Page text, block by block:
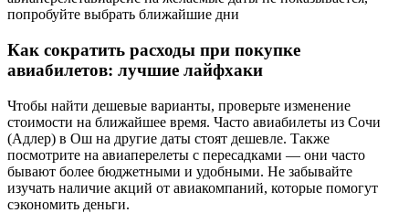
попробуйте выбрать ближайшие дни
Как сократить расходы при покупке
авиабилетов: лучшие лайфхаки
Чтобы найти дешевые варианты, проверьте изменение
стоимости на ближайшее время. Часто авиабилеты из Сочи
(Адлер) в Ош на другие даты стоят дешевле. Также
посмотрите на авиаперелеты с пересадками — они часто
бывают более бюджетными и удобными. Не забывайте
изучать наличие акций от авиакомпаний, которые помогут
сэкономить деньги.